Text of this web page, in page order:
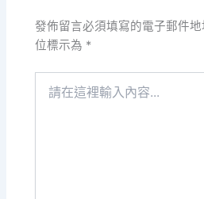
發佈留言必須填寫的電子郵件地
位標示為 *